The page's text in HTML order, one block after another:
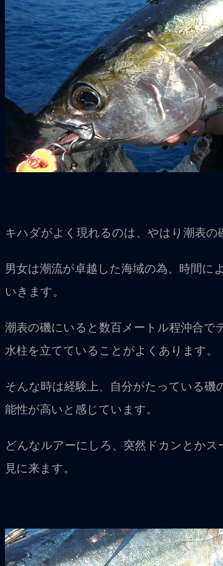
キハダがよく現れるのは、やはり潮表の
男女は潮流が卓越した海域の為、時間に
いきます。
潮表の磯にいると数百メートル程沖合で
水柱を立てていることがよくあります。
そんな時は経験上、自分がたっている磯
能性が高いと感じています。
どんなルアーにしろ、突然ドカンとか
見に来ます。